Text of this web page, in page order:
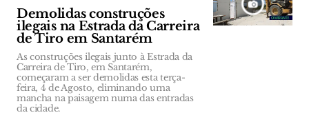
Demolidas construções
ilegais na Estrada da Carreira
de Tiro em Santarém
As construções ilegais junto à Estrada da
Carreira de Tiro, em Santarém,
começaram a ser demolidas esta terça-
feira, 4 de Agosto, eliminando uma
mancha na paisagem numa das entradas
da cidade.